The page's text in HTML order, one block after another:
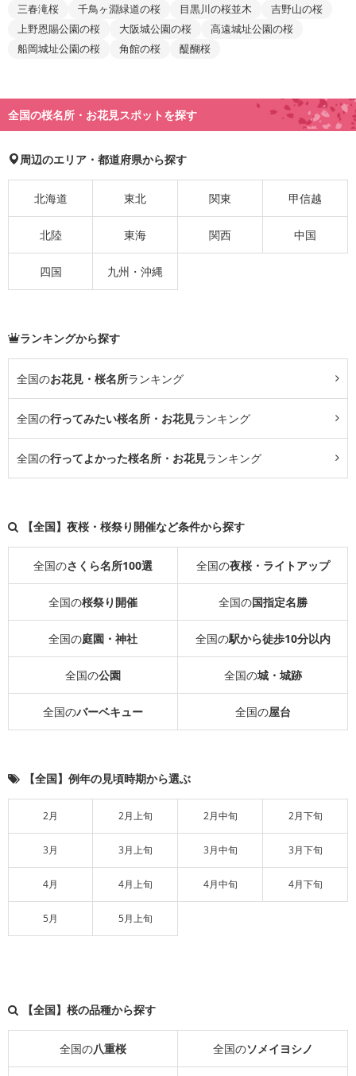
三春滝桜 千鳥ヶ淵緑道の桜 目黒川の桜並木
吉野山の桜
上野恩賜公園の桜
大阪城公園の桜
高遠城址公園の桜
船岡城址公園の桜
角館の桜 醍醐桜
全国の桜名所・お花見スポットを探す
周辺のエリア・都道府県から探す
北海道 東北 関東 甲信越
北陸 東海 関西 中国
四国 九州・沖縄
ランキングから探す
全国のお花見・桜名所ランキング
全国の行ってみたい桜名所・お花見ランキング
全国の行ってよかった桜名所・お花見ランキング
【全国】夜桜・桜祭り開催など条件から探す
全国のさくら名所100選 全国の夜桜・ライトアップ
全国の桜祭り開催 全国の国指定名勝
全国の庭園・神社 全国の駅から徒歩10分以内
全国の公園 全国の城・城跡
全国のバーベキュー 全国の屋台
【全国】例年の見頃時期から選ぶ
2月 2月上旬 2月中旬 2月下旬
3月 3月上旬 3月中旬 3月下旬
4月 4月上旬 4月中旬 4月下旬
5月 5月上旬
【全国】桜の品種から探す
全国の八重桜 全国のソメイヨシノ